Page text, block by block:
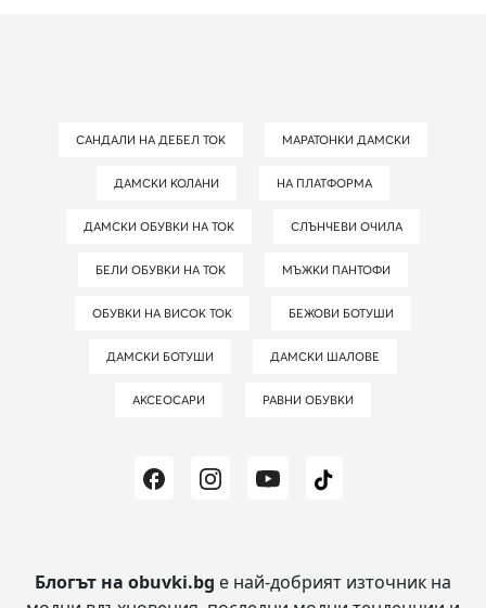
САНДАЛИ НА ДЕБЕЛ ТОК МАРАТОНКИ ДАМСКИ
ДАМСКИ КОЛАНИ НА ПЛАТФОРМА
ДАМСКИ ОБУВКИ НА ТОК СЛЪНЧЕВИ ОЧИЛА
БЕЛИ ОБУВКИ НА ТОК МЪЖКИ ПАНТОФИ
ОБУВКИ НА ВИСОК ТОК БЕЖОВИ БОТУШИ
ДАМСКИ БОТУШИ ДАМСКИ ШАЛОВЕ
АКСЕОСАРИ РАВНИ ОБУВКИ
Блогът на obuvki.bg е най-добрият източник на